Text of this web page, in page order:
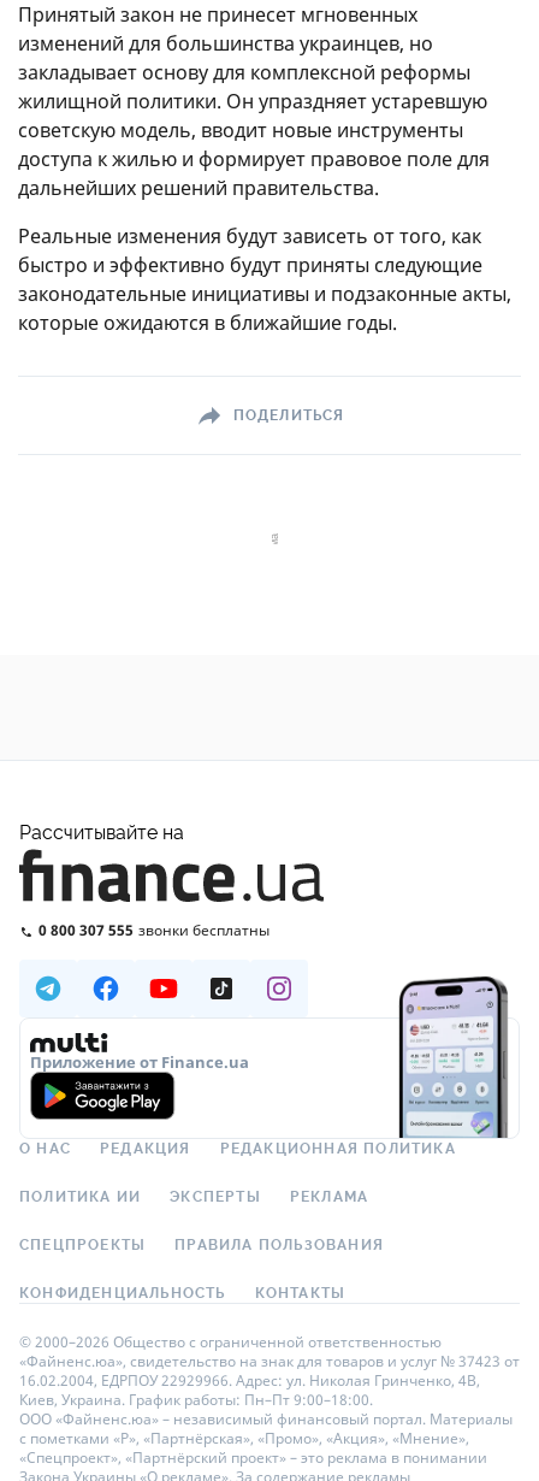
Принятый закон не принесет мгновенных
изменений для большинства украинцев, но
закладывает основу для комплексной реформы
жилищной политики. Он упраздняет устаревшую
советскую модель, вводит новые инструменты
доступа к жилью и формирует правовое поле для
дальнейших решений правительства.
Реальные изменения будут зависеть от того, как
быстро и эффективно будут приняты следующие
законодательные инициативы и подзаконные акты,
которые ожидаются в ближайшие годы.
ПОДЕЛИТЬСЯ
Рассчитывайте на
0 800 307 555 звонки бесплатны
Приложение от Finance.ua
О НАС РЕДАКЦИЯ РЕДАКЦИОННАЯ ПОЛИТИКА
ПОЛИТИКА ИИ ЭКСПЕРТЫ РЕКЛАМА
СПЕЦПРОЕКТЫ ПРАВИЛА ПОЛЬЗОВАНИЯ
КОНФИДЕНЦИАЛЬНОСТЬ КОНТАКТЫ
© 2000–2026 Общество с ограниченной ответственностью
«Файненс.юа», свидетельство на знак для товаров и услуг № 37423 от
16.02.2004, ЕДРПОУ 22929966. Адрес: ул. Николая Гринченко, 4В,
Киев, Украина. График работы: Пн–Пт 9:00–18:00.
ООО «Файненс.юа» – независимый финансовый портал. Материалы
с пометками «Р», «Партнёрская», «Промо», «Акция», «Мнение»,
«Спецпроект», «Партнёрский проект» – это реклама в понимании